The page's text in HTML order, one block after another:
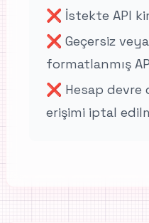
❌ İstekte API
❌ Geçersiz
formatlanmış
❌ Hesap devre
erişimi iptal